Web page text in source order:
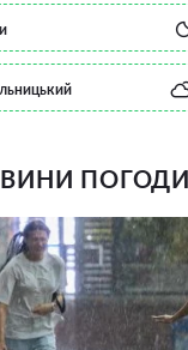
ПОГОДИ